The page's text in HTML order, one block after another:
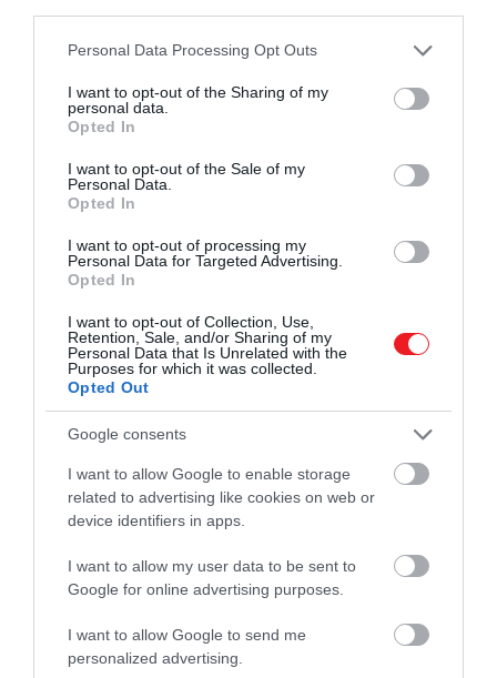
Please note that this website/app uses one or more Google
not limited to your visit or usage behaviour. You may click to
grant or deny consent to Google and its third-party tags to
use your data for below specified purposes in below Google
consent section.
Personal Data Processing Opt Outs
I want to opt-out of the Sharing of my
personal data.
Opted In
I want to opt-out of the Sale of my
Personal Data.
Opted In
I want to opt-out of processing my
Personal Data for Targeted Advertising.
Opted In
I want to opt-out of Collection, Use,
Retention, Sale, and/or Sharing of my
Personal Data that Is Unrelated with the
Purposes for which it was collected.
Opted Out
Google consents
I want to allow Google to enable storage
related to advertising like cookies on web or
device identifiers in apps.
I want to allow my user data to be sent to
Google for online advertising purposes.
I want to allow Google to send me
personalized advertising.
nehézségekről.Ez azonban nem bizonyítja, hogy a
hogy azok fordulnak könnyebben ezekhez a
felületekhez, akiknek eleve nehezebb
fenntartaniuk a figyelmüket. A kísérleti vizsgálatok
ezért fontosabbak: ott a kutatók előtte és utána is
mérik a teljesítményt, így jobban látszik, milyen
rövid távú hatása lehet magának a görgetésnek.
Ez is érdekelhet!
visszanyerhetjük az irányítást a
figyelmünk felett
A legérdekesebb eredmény nem is az, hogy a rövid